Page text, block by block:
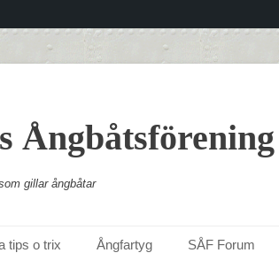
Ångbåtsförening
gillar ångbåtar
tips o trix Ångfartyg SÅF Forum